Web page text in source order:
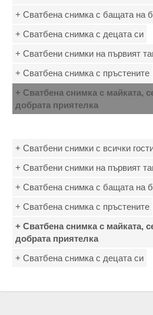
+ Сватбена снимка с бащата на
+ Сватбена снимка с децата си
+ Сватбени снимки на първият
+ Сватбена снимка с пръстените
+ Сватбена снимка с майката,
добрата приятелка
+ Сватбени снимки с всички
+ Сватбени снимки на първият
+ Сватбена снимка с бащата на
+ Сватбена снимка с пръстените
+ Сватбена снимка с майката,
добрата приятелка
+ Сватбена снимка с децата си